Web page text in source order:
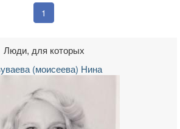
1
Люди, для которых
(моисеева) Нина